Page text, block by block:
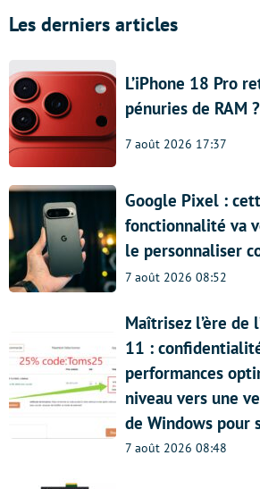
Les derniers articles
L’iPhone 18 Pro
pénuries de RAM ?
7 août 2026 17:37
Google Pixel :
fonctionnalité va
le personnaliser
7 août 2026 08:52
Maîtrisez l’ère de
11 :
performances
niveau vers une
de Windows pour
7 août 2026 08:48